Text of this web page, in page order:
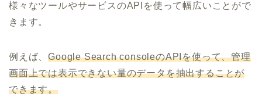
様々なツールやサービスのAPIを使って幅広いことがで
きます。
例えば、Google Search consoleのAPIを使って、管理
画面上では表示できない量のデータを抽出することが
できます。